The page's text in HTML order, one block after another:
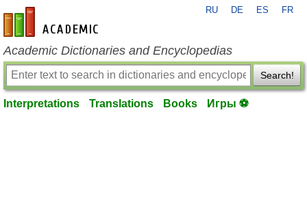
en-academic.com
RU DE ES FR
Academic Dictionaries and Encyclopedias
Search!
Interpretations Translations Books Игры ⚽